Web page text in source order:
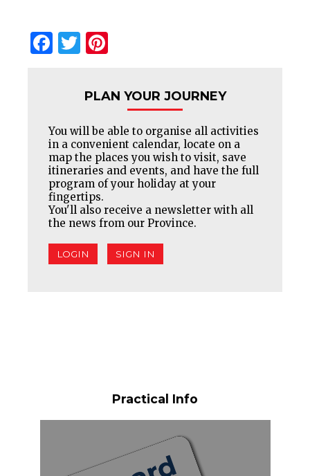
Facebook
Twitter
PLAN YOUR JOURNEY
You will be able to organise all activities
in a convenient calendar, locate on a
map the places you wish to visit, save
itineraries and events, and have the full
program of your holiday at your
fingertips.
You'll also receive a newsletter with all
the news from our Province.
LOGIN SIGN IN
Practical Info